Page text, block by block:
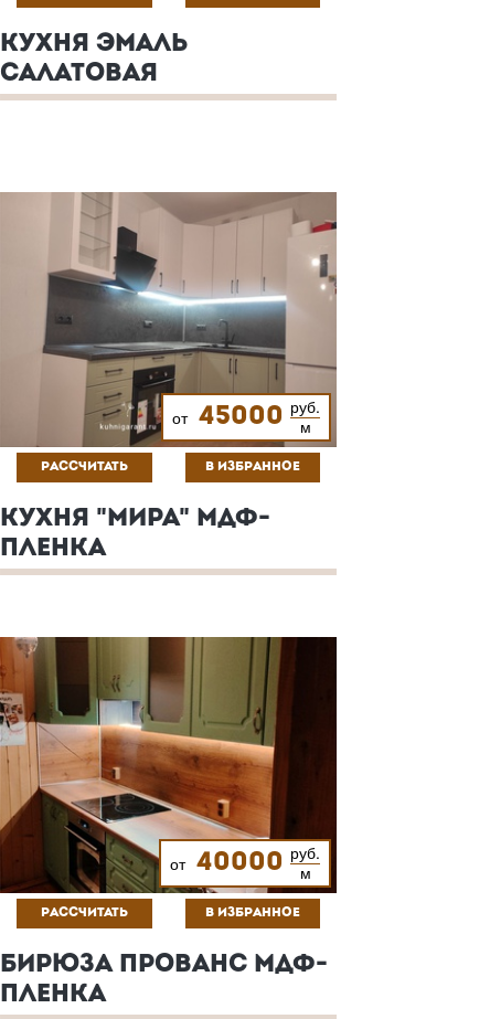
КУХНЯ ЭМАЛЬ
САЛАТОВАЯ
от 45000 руб.
м
РАССЧИТАТЬ В ИЗБРАННОЕ
КУХНЯ "МИРА" МДФ-
ПЛЕНКА
от 40000 руб.
м
РАССЧИТАТЬ В ИЗБРАННОЕ
БИРЮЗА ПРОВАНС МДФ-
ПЛЕНКА